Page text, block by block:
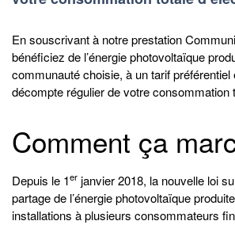
En souscrivant à notre prestation
bénéficiez de l’énergie photovoltaïque
communauté choisie, à un tarif
décompte régulier de votre consommation
Comment ça
Depuis le 1er janvier 2018, la nouvelle loi
partage de l’énergie photovoltaïque
installations à plusieurs consommateurs